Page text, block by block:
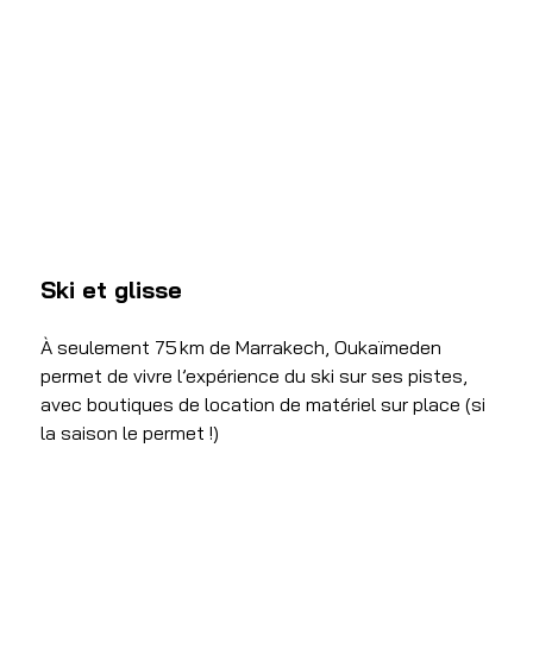
Ski et glisse
À seulement 75 km de Marrakech, Oukaïmeden
permet de vivre l’expérience du ski sur ses pistes,
avec boutiques de location de matériel sur place (si
la saison le permet !)